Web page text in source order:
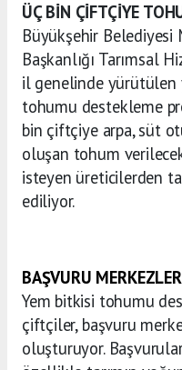
ÜÇ BİN ÇİFTÇİYE
Büyükşehir Belediyesi
Başkanlığı Tarımsal
il genelinde yürütülen
tohumu destekleme
bin çiftçiye arpa, süt
oluşan tohum
isteyen üreticilerden
ediliyor.
BAŞVURU
Yem bitkisi tohumu
çiftçiler, başvuru
oluşturuyor.